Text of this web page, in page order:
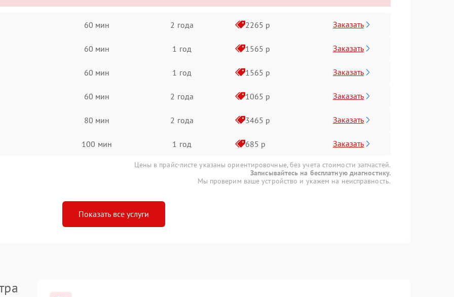
60 мин 2 года 2265 р Заказать
60 мин 1 год 1565 р Заказать
60 мин 1 год 1565 р Заказать
60 мин 2 года 1065 р Заказать
80 мин 2 года 3465 р Заказать
100 мин 1 год 685 р Заказать
Цены в прайс-листе указаны ориентировочные, без учета стоимости запчастей.
Записывайтесь на бесплатную диагностику.
Мы проверим ваше устройство и укажем на неисправность.
Показать все услуги